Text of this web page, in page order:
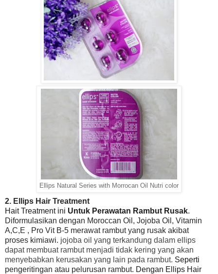
Ellips Natural Series with Morrocan Oil Nutri color
2. Ellips Hair Treatment
Hait Treatment ini Untuk Perawatan Rambut Rusak.
Diformulasikan dengan Moroccan Oil, Jojoba Oil, Vitamin
A,C,E , Pro Vit B-5 merawat rambut yang rusak akibat
proses kimiawi. jojoba oil yang terkandung dalam ellips
dapat membuat rambut menjadi tidak kering yang akan
menyebabkan kerusakan yang lain pada rambut. Seperti
pengeritingan atau pelurusan rambut. Dengan Ellips Hair